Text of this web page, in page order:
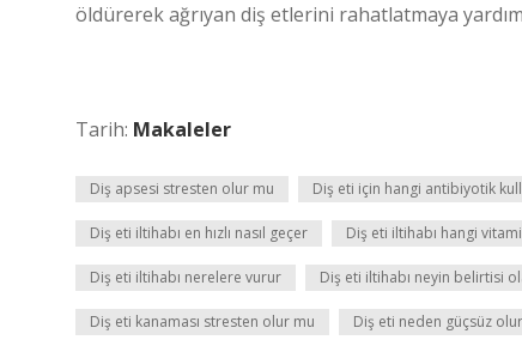
öldürerek ağrıyan diş etlerini rahatlatmaya
Tarih: Makaleler
Diş apsesi stresten olur mu Diş eti için hangi antibiyotik
Diş eti iltihabı en hızlı nasıl geçer Diş eti iltihabı hangi
Diş eti iltihabı nerelere vurur Diş eti iltihabı neyin belirtisi
Diş eti kanaması stresten olur mu Diş eti neden güçsüz olur